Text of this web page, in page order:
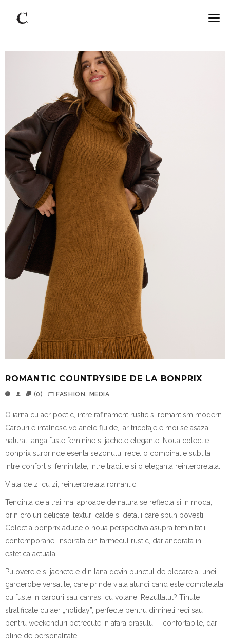
ROMANTIC COUNTRYSIDE DE LA BONPRIX
(0) FASHION, MEDIA
O iarna cu aer poetic, intre rafinament rustic si romantism modern.
Carourile intalnesc volanele fluide, iar tricotajele moi se asaza
natural langa fuste feminine si jachete elegante. Noua colectie
bonprix surprinde esenta sezonului rece: o combinatie subtila
intre confort si feminitate, intre traditie si o eleganta reinterpretata.
Viata de zi cu zi, reinterpretata romantic
Tendinta de a trai mai aproape de natura se reflecta si in moda,
prin croiuri delicate, texturi calde si detalii care spun povesti.
Colectia bonprix aduce o noua perspectiva asupra feminitatii
contemporane, inspirata din farmecul rustic, dar ancorata in
estetica actuala.
Puloverele si jachetele din lana devin punctul de plecare al unei
garderobe versatile, care prinde viata atunci cand este completata
cu fuste in carouri sau camasi cu volane. Rezultatul? Tinute
stratificate cu aer „holiday”, perfecte pentru dimineti reci sau
pentru weekenduri petrecute in afara orasului – confortabile, dar
pline de personalitate.